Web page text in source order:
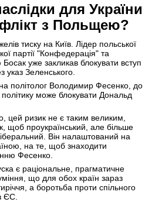
для України
з Польщею?
тиску на Київ. Лідер польської
партії "Конфедерація" та
уже закликав блокувати вступ
указ Зеленського.
політолог Володимир Фесенко, до
політику може блокувати Дональд
ризик не є таким великим,
щоб проукраїнський, але більше
Він налаштований на
на те, щоб знаходити
Фесенко.
є раціональне, прагматичне
що для обох країн зараз
а боротьба проти спільного
ЄС.